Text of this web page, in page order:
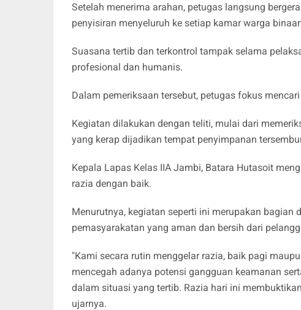
Setelah menerima arahan, petugas langsung
penyisiran menyeluruh ke setiap kamar warga
Suasana tertib dan terkontrol tampak selama
profesional dan humanis.
Dalam pemeriksaan tersebut, petugas fokus
Kegiatan dilakukan dengan teliti, mulai dari
yang kerap dijadikan tempat penyimpanan
Kepala Lapas Kelas IIA Jambi, Batara Hutasoit
razia dengan baik.
Menurutnya, kegiatan seperti ini merupakan
pemasyarakatan yang aman dan bersih dari
"Kami secara rutin menggelar razia, baik pagi
mencegah adanya potensi gangguan keamanan
dalam situasi yang tertib. Razia hari ini
ujarnya.